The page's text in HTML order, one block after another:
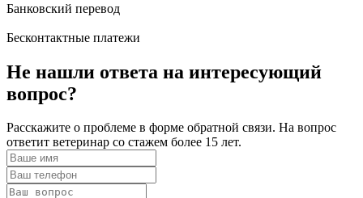
Банковский перевод
Бесконтактные платежи
Не нашли ответа на интересующий
вопрос?
Расскажите о проблеме в форме обратной связи. На вопрос
ответит ветеринар со стажем более 15 лет.